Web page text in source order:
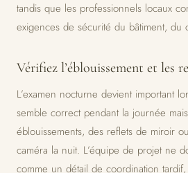
tandis que les professionnels locaux
exigences de sécurité du bâtiment, du
Vérifiez l’éblouissement et les
L’examen nocturne devient important
semble correct pendant la journée
éblouissements, des reflets de miroir
caméra la nuit. L’équipe de projet ne
comme un détail de coordination